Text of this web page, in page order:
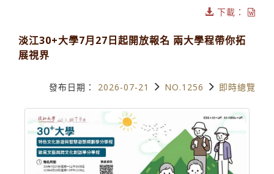
下載：
淡江30+大學7月27日起開放報名 兩大學程帶你拓
展視界
發布日期： 2026-07-21 NO.1256 即時總覽